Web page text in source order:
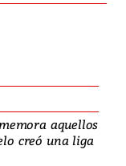
aquellos
creó una liga